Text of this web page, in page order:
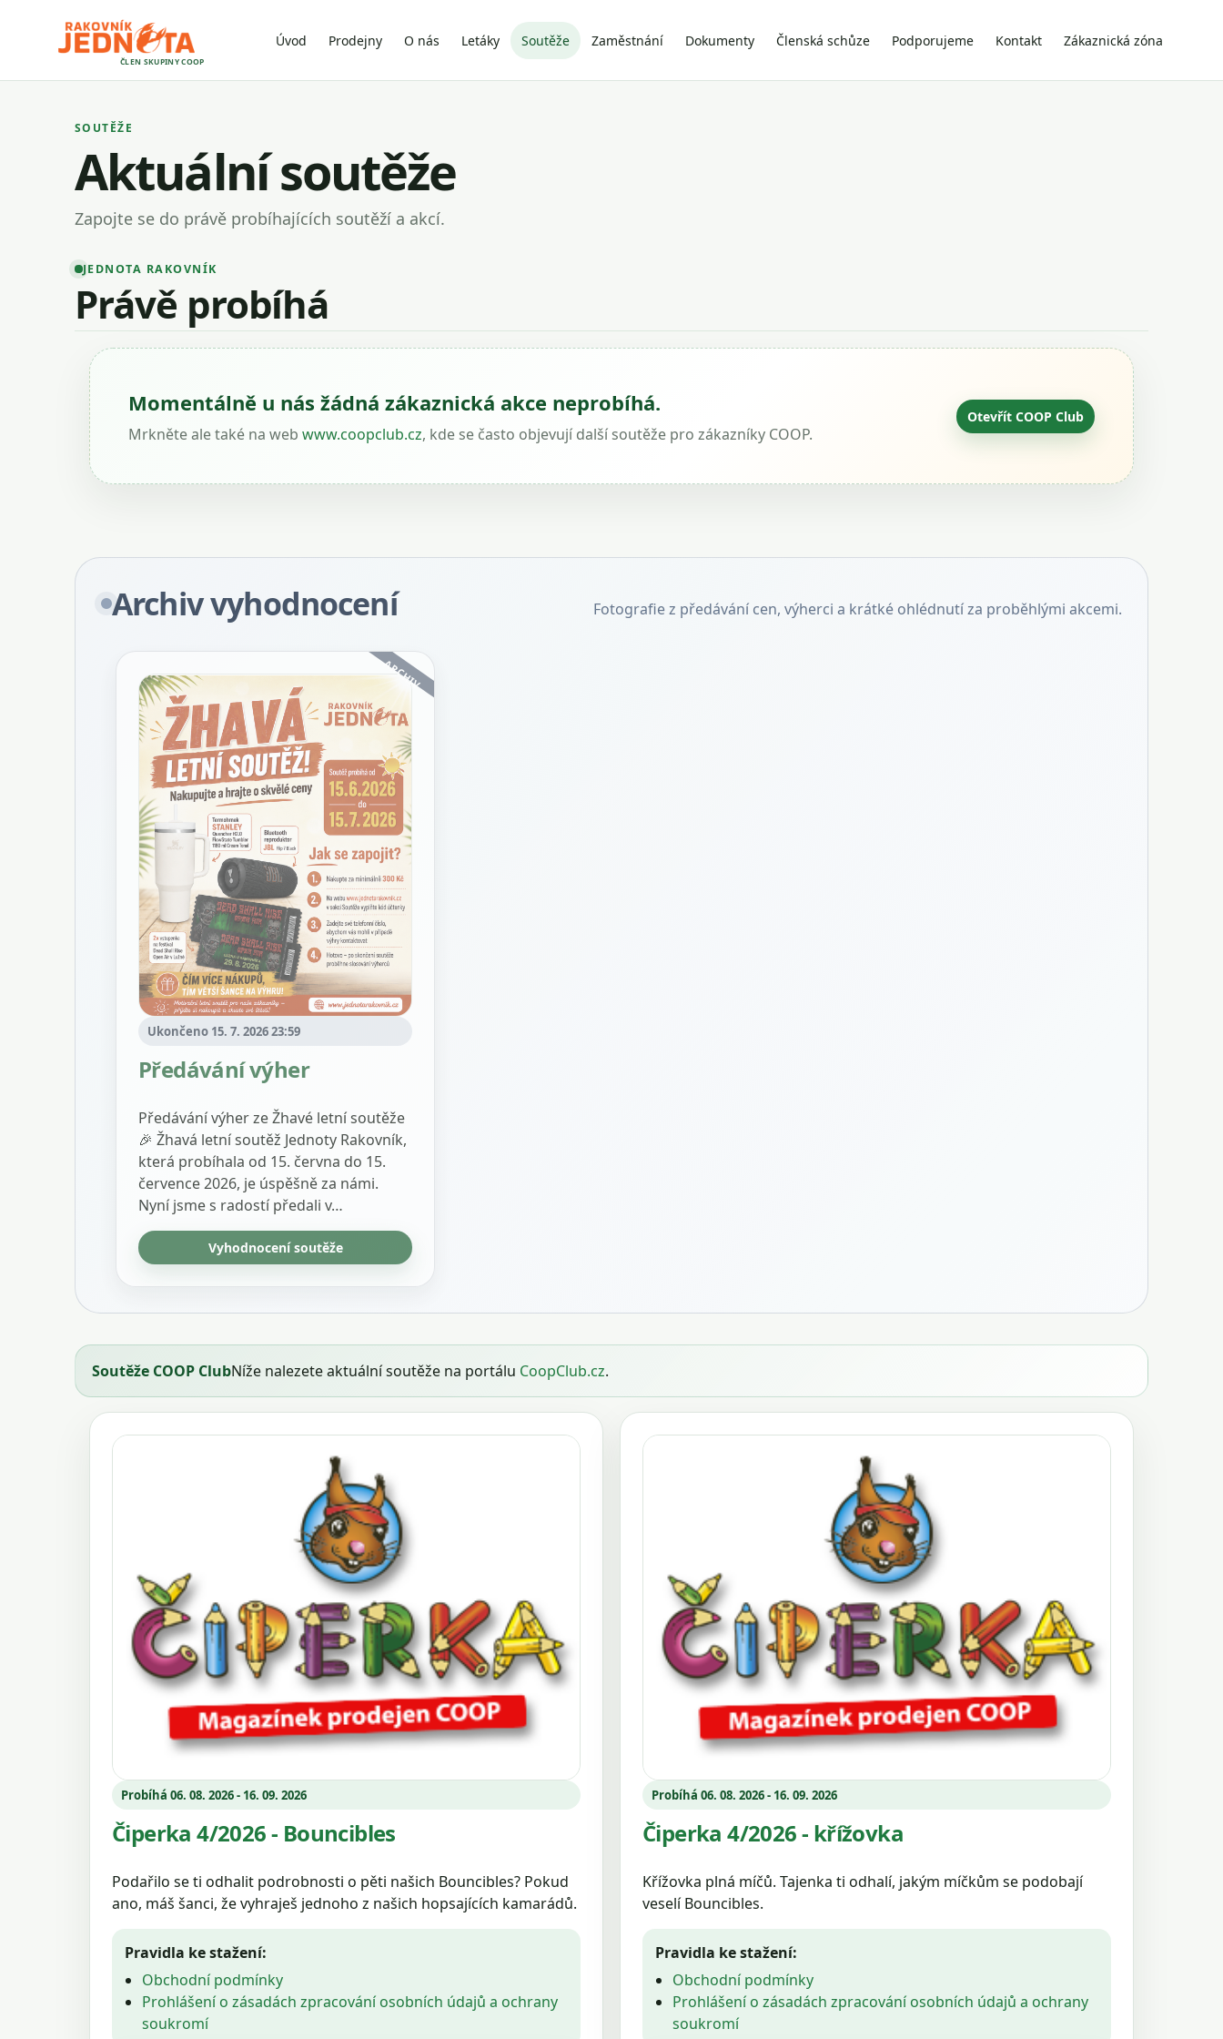
ČLEN SKUPINY COOP
Úvod Prodejny O nás Letáky Soutěže Zaměstnání Dokumenty Členská schůze Podporujeme Kontakt Zákaznická zóna
SOUTĚŽE
Aktuální soutěže
Zapojte se do právě probíhajících soutěží a akcí.
JEDNOTA RAKOVNÍK
Právě probíhá
Momentálně u nás žádná zákaznická akce neprobíhá.
Mrkněte ale také na web www.coopclub.cz, kde se často objevují další soutěže pro zákazníky COOP.
Otevřít COOP Club
Archiv vyhodnocení Fotografie z předávání cen, výherci a krátké ohlédnutí za proběhlými akcemi.
Ukončeno 15. 7. 2026 23:59
Předávání výher
Předávání výher ze Žhavé letní soutěže
🎉 Žhavá letní soutěž Jednoty Rakovník,
která probíhala od 15. června do 15.
července 2026, je úspěšně za námi.
Nyní jsme s radostí předali v…
Vyhodnocení soutěže
Soutěže COOP ClubNíže nalezete aktuální soutěže na portálu CoopClub.cz.
Probíhá 06. 08. 2026 - 16. 09. 2026
Čiperka 4/2026 - Bouncibles
Podařilo se ti odhalit podrobnosti o pěti našich Bouncibles? Pokud
ano, máš šanci, že vyhraješ jednoho z našich hopsajících kamarádů.
Pravidla ke stažení:
Obchodní podmínky
Prohlášení o zásadách zpracování osobních údajů a ochrany
soukromí
Probíhá 06. 08. 2026 - 16. 09. 2026
Čiperka 4/2026 - křížovka
Křížovka plná míčů. Tajenka ti odhalí, jakým míčkům se podobají
veselí Bouncibles.
Pravidla ke stažení:
Obchodní podmínky
Prohlášení o zásadách zpracování osobních údajů a ochrany
soukromí